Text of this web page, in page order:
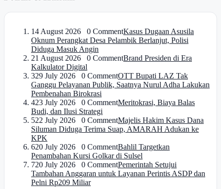
14 August 2026 0 CommentKasus Dugaan Asusila
Oknum Perangkat Desa Pelambik Berlanjut, Polisi
Diduga Masuk Angin
21 August 2026 0 CommentBrand Presiden di Era
Kalkulator Digital
329 July 2026 0 CommentOTT Bupati LAZ Tak
Ganggu Pelayanan Publik, Saatnya Nurul Adha Lakukan
Pembenahan Birokrasi
423 July 2026 0 CommentMeritokrasi, Biaya Balas
Budi, dan Ilusi Strategi
522 July 2026 0 CommentMajelis Hakim Kasus Dana
Siluman Diduga Terima Suap, AMARAH Adukan ke
KPK
620 July 2026 0 CommentBahlil Targetkan
Penambahan Kursi Golkar di Sulsel
720 July 2026 0 CommentPemerintah Setujui
Tambahan Anggaran untuk Layanan Perintis ASDP dan
Pelni Rp209 Miliar